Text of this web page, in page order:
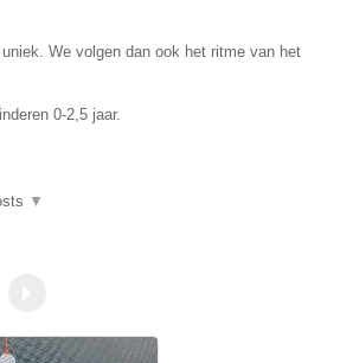
We volgen dan ook het ritme van het
0-2,5 jaar.
▼